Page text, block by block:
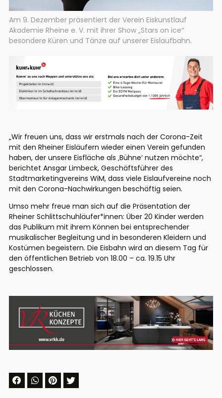
Am 9. Dezember präsentiert der Verein Eiskunstlauf
Akademie Rheine e. V. mit ihrer Show „Stars on ice“
besondere Küren und Tänze auf unserer Eislaufbahn.
„Wir freuen uns, dass wir erstmals nach der Corona-Zeit
mit den Rheiner Eisläufern wieder einen Verein gefunden
haben, der unsere Eisfläche als ‚Bühne‘ nutzen möchte“,
berichtet Ansgar Limbeck, Geschäftsführer des
Stadtmarketingvereins WiM, dass viele Eislaufvereine noch
mit den Corona-Nachwirkungen beschäftig seien.
Umso mehr freue man sich auf die Präsentation der
Rheiner Schlittschuhläufer*innen: Über 20 Kinder werden
das Publikum mit ihrem Können bei entsprechender
musikalischer Begleitung und in besonderen Kleidern und
Kostümen begeistern. Die Eisbahn wird an diesem Tag für
den öffentlichen Betrieb von 18.00 – ca. 19.15 Uhr
geschlossen.